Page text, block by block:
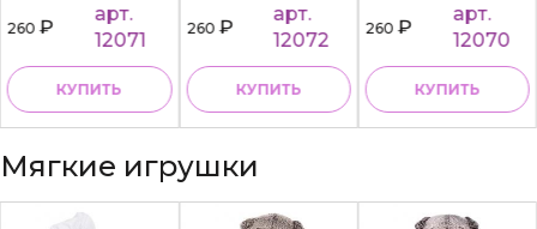
260₽
арт.
12071
КУПИТЬ
260₽
арт.
12072
КУПИТЬ
260₽
арт.
12070
КУПИТЬ
Мягкие игрушки